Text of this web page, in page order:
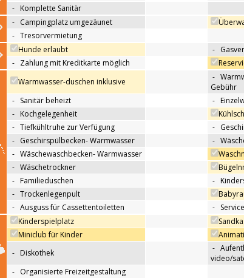
- Komplette Sanitär
- Campingplatz umgezäunet
- Tresorvermietung
Hunde erlaubt -
- Zahlung mit Kreditkarte möglich
Warmwasser-duschen inklusive -
Gebühr
- Sanitär beheizt -
- Kochgelegenheit
- Tiefkühltruhe zur Verfügung -
- Geschirspülbecken- Warmwasser -
- Wäschewaschbecken- Warmwasser
- Wäschetrockner
- Familieduschen -
- Trockenlegenpult
- Ausguss für Cassettentoiletten -
Kinderspielplatz
Miniclub für Kinder
- Diskothek -
video/
- Organisierte Freizeitgestaltung